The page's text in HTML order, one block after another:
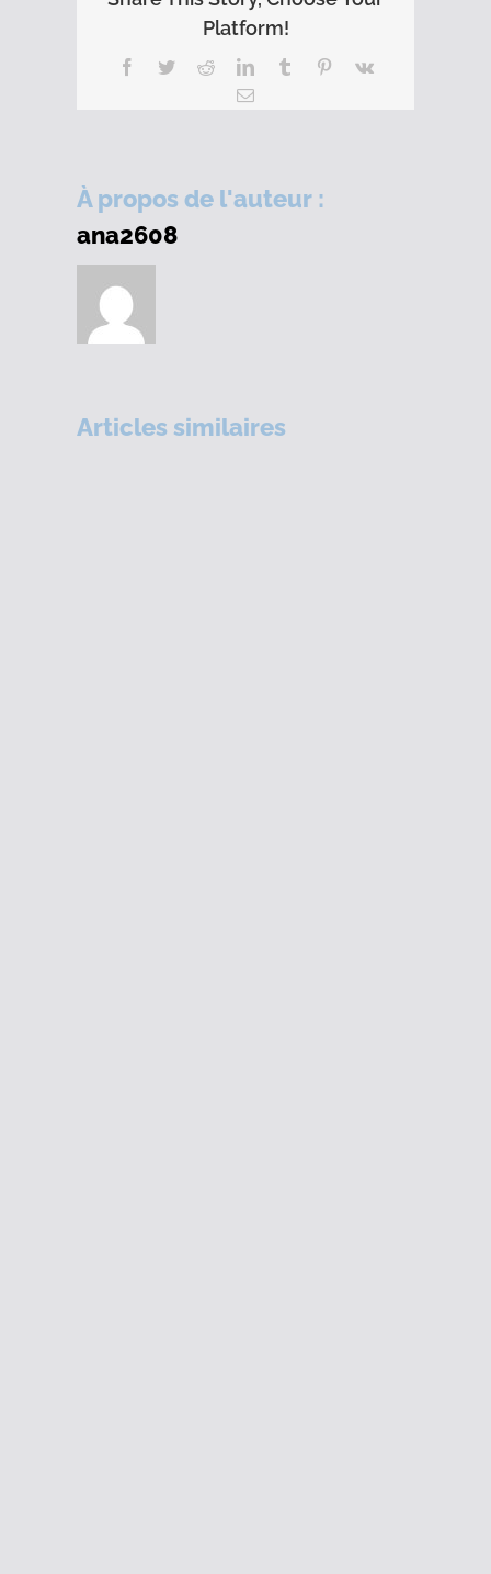
Platform!
Facebook
TwitterRedditLinkedInTumblr Pinterest
Vk
Email
À propos de l'auteur :
ana2608
Articles similaires